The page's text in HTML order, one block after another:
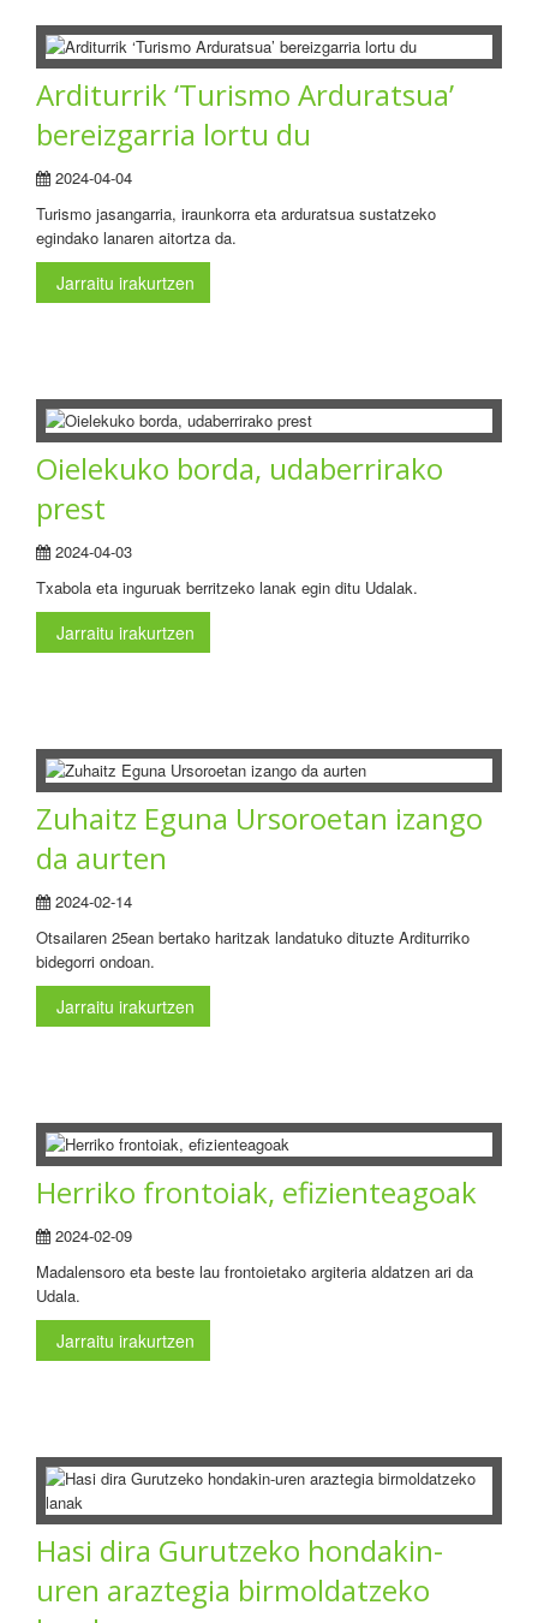
Arditurrik ‘Turismo Arduratsua’
bereizgarria lortu du
2024-04-04
Turismo jasangarria, iraunkorra eta arduratsua sustatzeko
egindako lanaren aitortza da.
Jarraitu irakurtzen
Oielekuko borda, udaberrirako
prest
2024-04-03
Txabola eta inguruak berritzeko lanak egin ditu Udalak.
Jarraitu irakurtzen
Zuhaitz Eguna Ursoroetan izango
da aurten
2024-02-14
Otsailaren 25ean bertako haritzak landatuko dituzte Arditurriko
bidegorri ondoan.
Jarraitu irakurtzen
Herriko frontoiak, efizienteagoak
2024-02-09
Madalensoro eta beste lau frontoietako argiteria aldatzen ari da
Udala.
Jarraitu irakurtzen
Hasi dira Gurutzeko hondakin-
uren araztegia birmoldatzeko